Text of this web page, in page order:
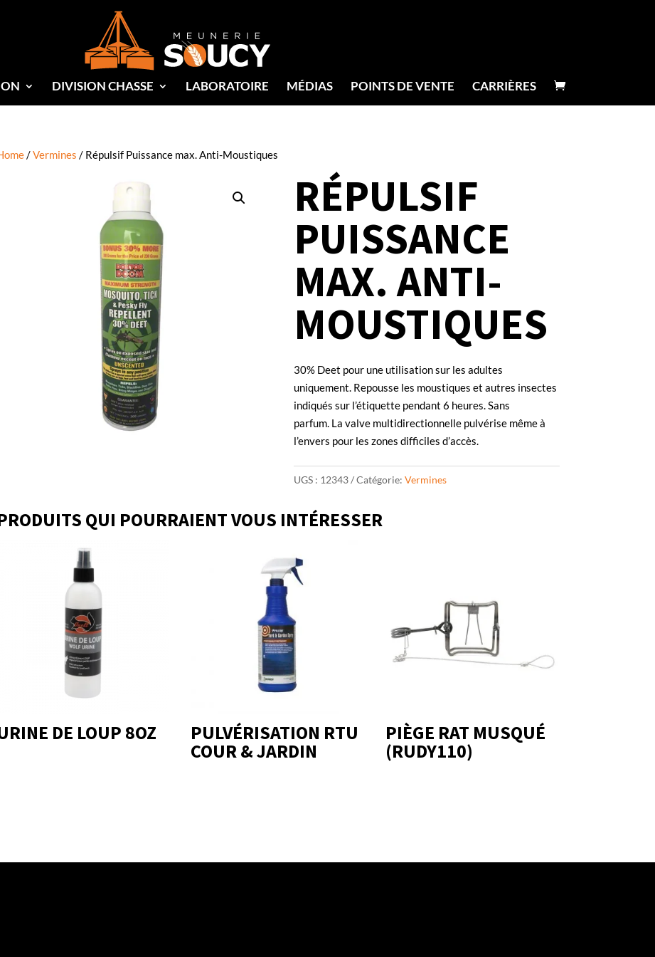
DIVISION CHASSE LABORATOIRE MÉDIAS POINTS DE VENTE CARRIÈRES
/Vermines / Répulsif Puissance max. Anti-Moustiques
RÉPULSIF
PUISSANCE
MAX. ANTI-
MOUSTIQUES
30% Deet pour une utilisation sur les adultes
uniquement. Repousse les moustiques et autres insectes
indiqués sur l’étiquette pendant 6 heures. Sans
parfum. La valve multidirectionnelle pulvérise même à
l’envers pour les zones difficiles d’accès.
UGS : 12343 Catégorie: Vermines
QUI POURRAIENT VOUS INTÉRESSER
DE LOUP 8OZ PULVÉRISATION RTU
COUR & JARDIN
PIÈGE RAT MUSQUÉ
(RUDY110)